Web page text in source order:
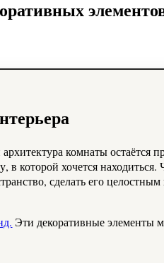
комнаты
которой хочется
сделать его
Эти декоративные элементы